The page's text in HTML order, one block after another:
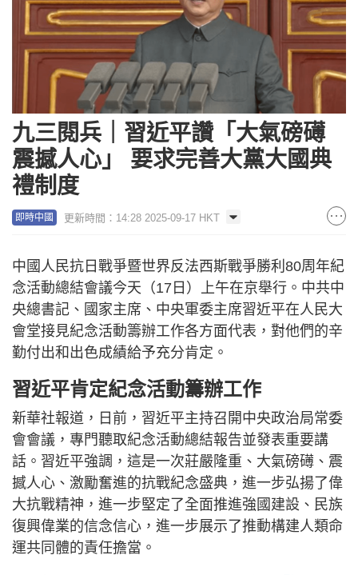
九三閱兵｜習近平讚「大氣磅礡
震撼人心」 要求完善大黨大國典
禮制度
即時中國 更新時間：14:28 2025-09-17 HKT
中國人民抗日戰爭暨世界反法西斯戰爭勝利80周年紀
念活動總結會議今天（17日）上午在京舉行。中共中
央總書記、國家主席、中央軍委主席習近平在人民大
會堂接見紀念活動籌辦工作各方面代表，對他們的辛
勤付出和出色成績給予充分肯定。
習近平肯定紀念活動籌辦工作
新華社報道，日前，習近平主持召開中央政治局常委
會會議，專門聽取紀念活動總結報告並發表重要講
話。習近平強調，這是一次莊嚴隆重、大氣磅礡、震
撼人心、激勵奮進的抗戰紀念盛典，進一步弘揚了偉
大抗戰精神，進一步堅定了全面推進強國建設、民族
復興偉業的信念信心，進一步展示了推動構建人類命
運共同體的責任擔當。